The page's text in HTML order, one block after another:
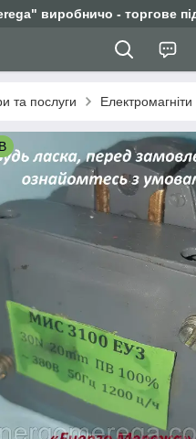
виробничо - торгове
та послуги Електромагніти